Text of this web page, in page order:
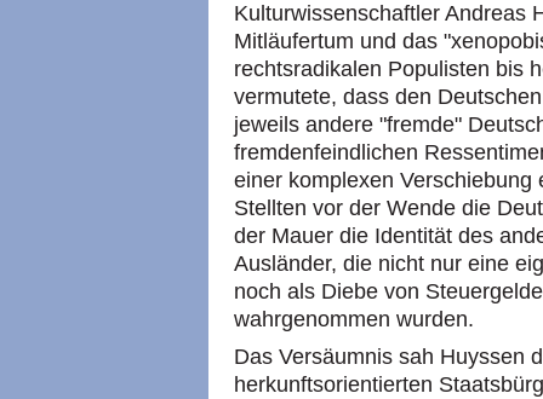
Kulturwissenschaftler Andreas
Mitläufertum und das
rechtsradikalen Populisten bis
vermutete, dass den
jeweils andere "fremde"
fremdenfeindlichen
einer komplexen
Stellten vor der Wende die
der Mauer die Identität des
Ausländer, die nicht nur eine
noch als Diebe von
wahrgenommen wurden.
Das Versäumnis sah Huyssen
herkunftsorientierten